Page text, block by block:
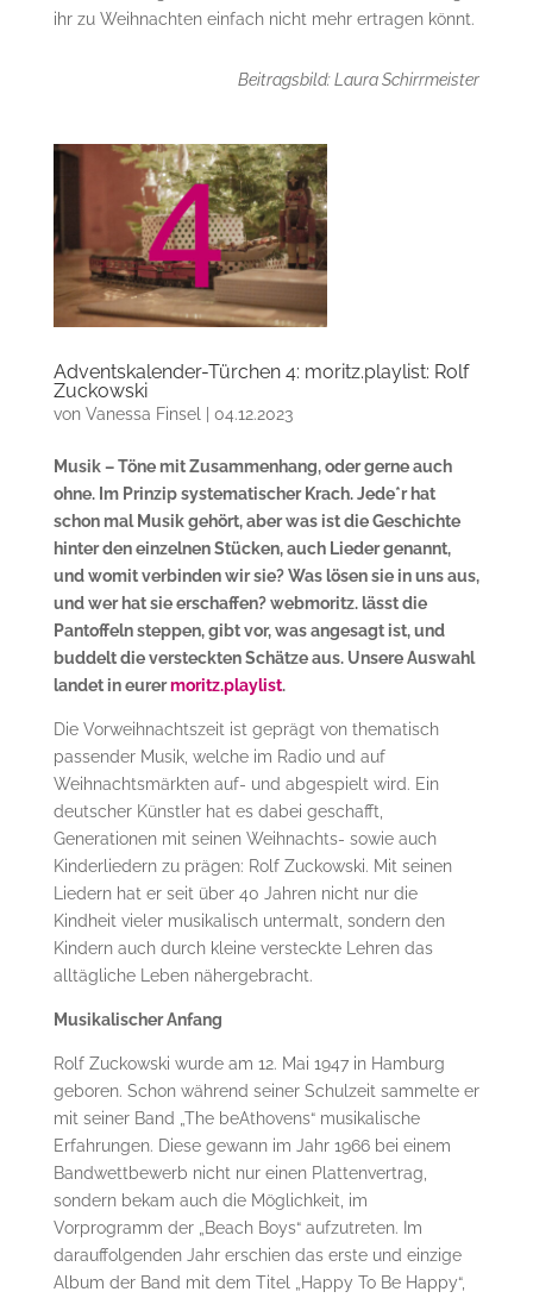
ihr zu Weihnachten einfach nicht mehr ertragen könnt.
Beitragsbild: Laura Schirrmeister
Adventskalender-Türchen 4: moritz.playlist: Rolf
Zuckowski
von Vanessa Finsel 04.12.2023
Musik – Töne mit Zusammenhang, oder gerne auch
ohne. Im Prinzip systematischer Krach. Jede*r hat
schon mal Musik gehört, aber was ist die Geschichte
hinter den einzelnen Stücken, auch Lieder genannt,
und womit verbinden wir sie? Was lösen sie in uns aus,
und wer hat sie erschaffen? webmoritz. lässt die
Pantoffeln steppen, gibt vor, was angesagt ist, und
buddelt die versteckten Schätze aus. Unsere Auswahl
landet in eurermoritz.playlist.
Die Vorweihnachtszeit ist geprägt von thematisch
passender Musik, welche im Radio und auf
Weihnachtsmärkten auf- und abgespielt wird. Ein
deutscher Künstler hat es dabei geschafft,
Generationen mit seinen Weihnachts- sowie auch
Kinderliedern zu prägen: Rolf Zuckowski. Mit seinen
Liedern hat er seit über 40 Jahren nicht nur die
Kindheit vieler musikalisch untermalt, sondern den
Kindern auch durch kleine versteckte Lehren das
alltägliche Leben nähergebracht.
Musikalischer Anfang
Rolf Zuckowski wurde am 12. Mai 1947 in Hamburg
geboren. Schon während seiner Schulzeit sammelte er
mit seiner Band „The beAthovens“ musikalische
Erfahrungen. Diese gewann im Jahr 1966 bei einem
Bandwettbewerb nicht nur einen Plattenvertrag,
sondern bekam auch die Möglichkeit, im
Vorprogramm der „Beach Boys“ aufzutreten. Im
darauffolgenden Jahr erschien das erste und einzige
Album der Band mit dem Titel „Happy To Be Happy“,